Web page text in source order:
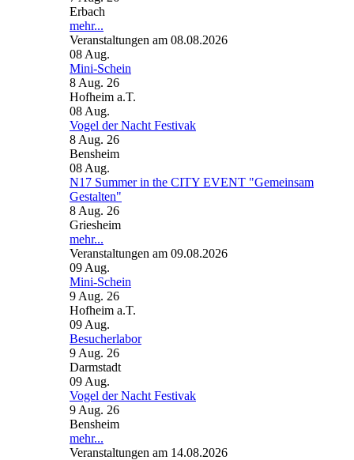
Erbach
mehr...
Veranstaltungen am 08.08.2026
08 Aug.
Mini-Schein
8 Aug. 26
Hofheim a.T.
08 Aug.
Vogel der Nacht Festivak
8 Aug. 26
Bensheim
08 Aug.
N17 Summer in the CITY EVENT "Gemeinsam
Gestalten"
8 Aug. 26
Griesheim
mehr...
Veranstaltungen am 09.08.2026
09 Aug.
Mini-Schein
9 Aug. 26
Hofheim a.T.
09 Aug.
Besucherlabor
9 Aug. 26
Darmstadt
09 Aug.
Vogel der Nacht Festivak
9 Aug. 26
Bensheim
mehr...
Veranstaltungen am 14.08.2026